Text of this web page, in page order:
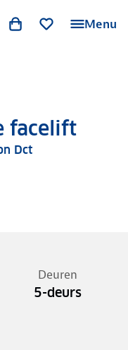
Menu
facelift
Dct
Deuren
5-deurs